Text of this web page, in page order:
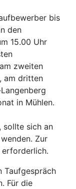
bis
den
15.00 Uhr
zweiten
am dritten
in Mühlen.
sollte sich an
Zur
erforderlich.
Taufgespräch
Für die